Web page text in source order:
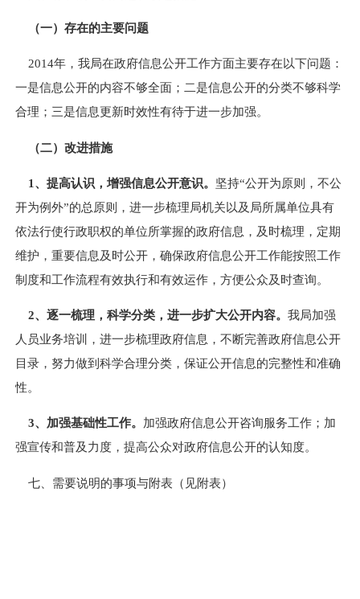
（一）存在的主要问题
2014年，我局在政府信息公开工作方面主要存在以下问题：
一是信息公开的内容不够全面；二是信息公开的分类不够科学
合理；三是信息更新时效性有待于进一步加强。
（二）改进措施
1 、提高认识，增强信息公开意识。 坚持“公开为原则，不公
开为例外”的总原则，进一步梳理局机关以及局所属单位具有
依法行使行政职权的单位所掌握的政府信息，及时梳理，定期
维护，重要信息及时公开，确保政府信息公开工作能按照工作
制度和工作流程有效执行和有效运作，方便公众及时查询。
2、逐一梳理，科学分类，进一步扩大公开内容。 我局加强
人员业务培训，进一步梳理政府信息，不断完善政府信息公开
目录，努力做到科学合理分类，保证公开信息的完整性和准确
性。
3、加强基础性工作。 加强政府信息公开咨询服务工作；加
强宣传和普及力度，提高公众对政府信息公开的认知度。
七、需要说明的事项与附表（见附表）